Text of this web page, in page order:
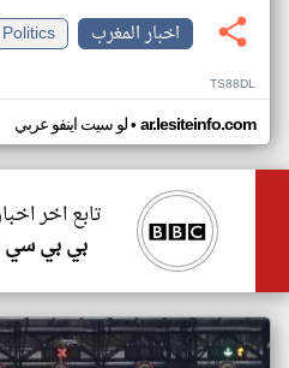
اخبار المغرب
Politics
TS88DL
لو سيت اينفو عربي• ar.lesiteinfo.com
تابع اخر
بي بي سي